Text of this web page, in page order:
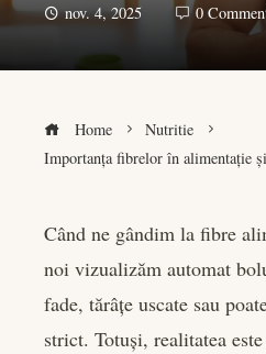
nov. 4, 2025 0
Home
Nutritie
Importanța fibrelor în alimentație
Când ne gândim la fibre
noi vizualizăm automat
fade, tărâțe uscate sau
strict. Totuși, realitatea